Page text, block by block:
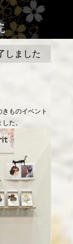
しました
ものイベント
た。